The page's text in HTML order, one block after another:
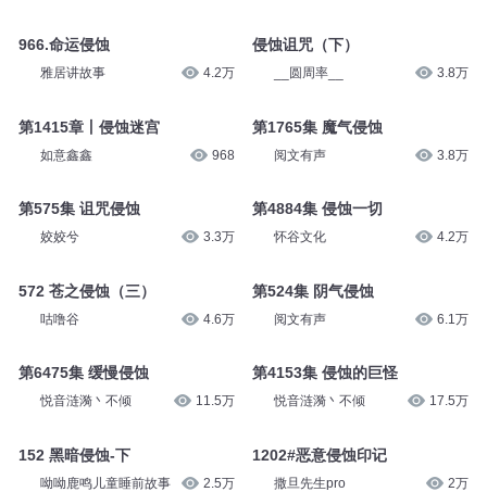
966.命运侵蚀
雅居讲故事 4.2万
第1415章丨侵蚀迷宫
如意鑫鑫 968
第575集 诅咒侵蚀
姣姣兮 3.3万
572 苍之侵蚀（三）
咕噜谷 4.6万
第6475集 缓慢侵蚀
悦音涟漪丶不倾 11.5万
152 黑暗侵蚀-下
呦呦鹿鸣儿童睡前故事 2.5万
侵蚀诅咒（下）
__圆周率__ 3.8万
第1765集 魔气侵蚀
阅文有声 3.8万
第4884集 侵蚀一切
怀谷文化 4.2万
第524集 阴气侵蚀
阅文有声 6.1万
第4153集 侵蚀的巨怪
悦音涟漪丶不倾 17.5万
1202#恶意侵蚀印记
撒旦先生pro 2万